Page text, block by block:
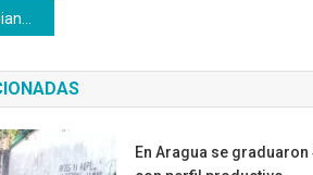
y voceras
En Aragua se